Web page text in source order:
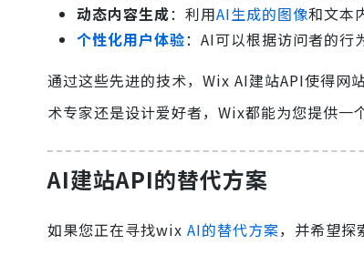
动态内容生成：利用AI生成的图像和文本
个性化用户体验：AI可以根据访问者的行
通过这些先进的技术，Wix AI建站API使得网
术专家还是设计爱好者，Wix都能为您提供一
AI建站API的替代方案
如果您正在寻找wix AI的替代方案，并希望探